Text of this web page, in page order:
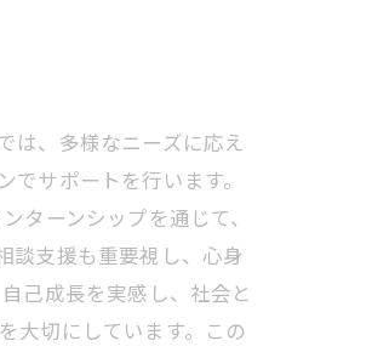
は、多様なニーズに応え
サポートを行います。
ターンシップを通じて、
談支援も重要視し、心身
己成長を実感し、社会と
大切にしています。この